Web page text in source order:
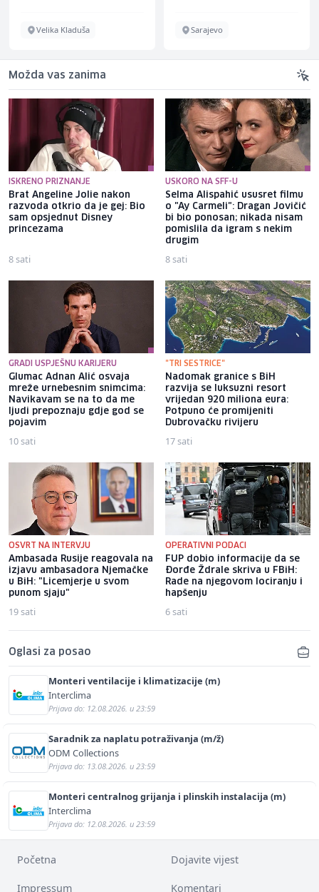
Velika Kladuša Sarajevo
Možda vas zanima
ISKRENO PRIZNANJE
Brat Angeline Jolie nakon
razvoda otkrio da je gej: Bio
sam opsjednut Disney
princezama
8 sati
USKORO NA SFF-U
Selma Alispahić ususret filmu
o "Ay Carmeli": Dragan Jovičić
bi bio ponosan; nikada nisam
pomislila da igram s nekim
drugim
8 sati
GRADI USPJEŠNU KARIJERU
Glumac Adnan Alić osvaja
mreže urnebesnim snimcima:
Navikavam se na to da me
ljudi prepoznaju gdje god se
pojavim
10 sati
"TRI SESTRICE"
Nadomak granice s BiH
razvija se luksuzni resort
vrijedan 920 miliona eura:
Potpuno će promijeniti
Dubrovačku rivijeru
17 sati
OSVRT NA INTERVJU
Ambasada Rusije reagovala na
izjavu ambasadora Njemačke
u BiH: "Licemjerje u svom
punom sjaju"
19 sati
OPERATIVNI PODACI
FUP dobio informacije da se
Đorđe Ždrale skriva u FBiH:
Rade na njegovom lociranju i
hapšenju
6 sati
Oglasi za posao
Monteri ventilacije i klimatizacije (m)
Interclima
Prijava do: 12.08.2026. u 23:59
Saradnik za naplatu potraživanja (m/ž)
ODM Collections
Prijava do: 13.08.2026. u 23:59
Monteri centralnog grijanja i plinskih instalacija (m)
Interclima
Prijava do: 12.08.2026. u 23:59
Početna Dojavite vijest
Impressum Komentari